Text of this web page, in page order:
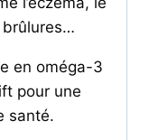
brûlures…
en oméga-3
pour une
santé.